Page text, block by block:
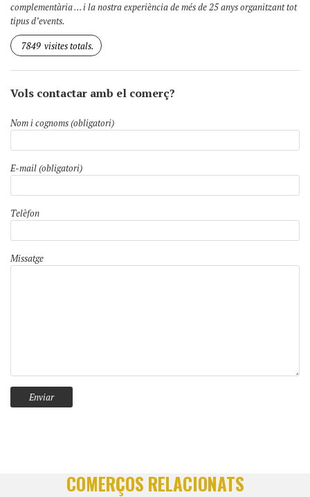
complementària … i la nostra experiència de més de 25 anys organitzant tot
tipus d’events.
7849 visites totals.
Vols contactar amb el comerç?
Nom i cognoms (obligatori)
E-mail (obligatori)
Telèfon
Missatge
COMERÇOS RELACIONATS